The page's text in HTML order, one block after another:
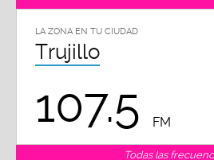
LA ZONA EN TU CIUDAD
Chiclayo
102.3 FM
Todas las